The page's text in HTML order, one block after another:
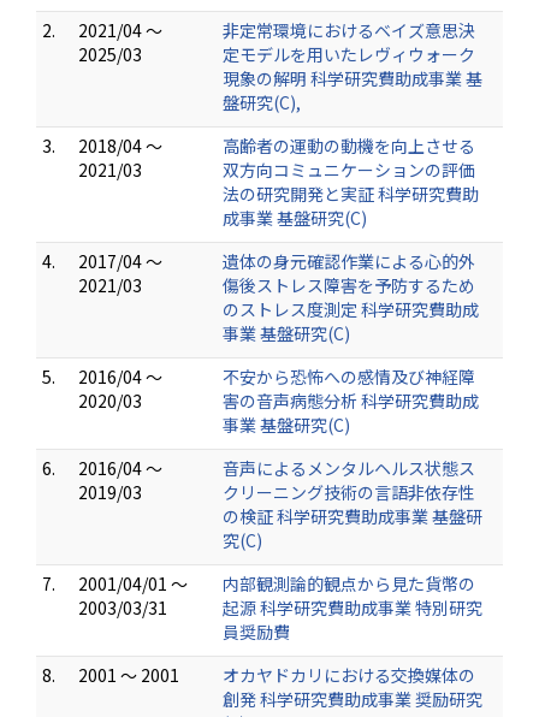
2.
2021/04 ～
2025/03
非定常環境におけるベイズ意思決
定モデルを用いたレヴィウォーク
現象の解明 科学研究費助成事業 基
盤研究(C),
3.
2018/04 ～
2021/03
高齢者の運動の動機を向上させる
双方向コミュニケーションの評価
法の研究開発と実証 科学研究費助
成事業 基盤研究(C)
4.
2017/04 ～
2021/03
遺体の身元確認作業による心的外
傷後ストレス障害を予防するため
のストレス度測定 科学研究費助成
事業 基盤研究(C)
5.
2016/04 ～
2020/03
不安から恐怖への感情及び神経障
害の音声病態分析 科学研究費助成
事業 基盤研究(C)
6.
2016/04 ～
2019/03
音声によるメンタルヘルス状態ス
クリーニング技術の言語非依存性
の検証 科学研究費助成事業 基盤研
究(C)
7.
2001/04/01 ～
2003/03/31
内部観測論的観点から見た貨幣の
起源 科学研究費助成事業 特別研究
員奨励費
8.
2001 ～ 2001
オカヤドカリにおける交換媒体の
創発 科学研究費助成事業 奨励研究